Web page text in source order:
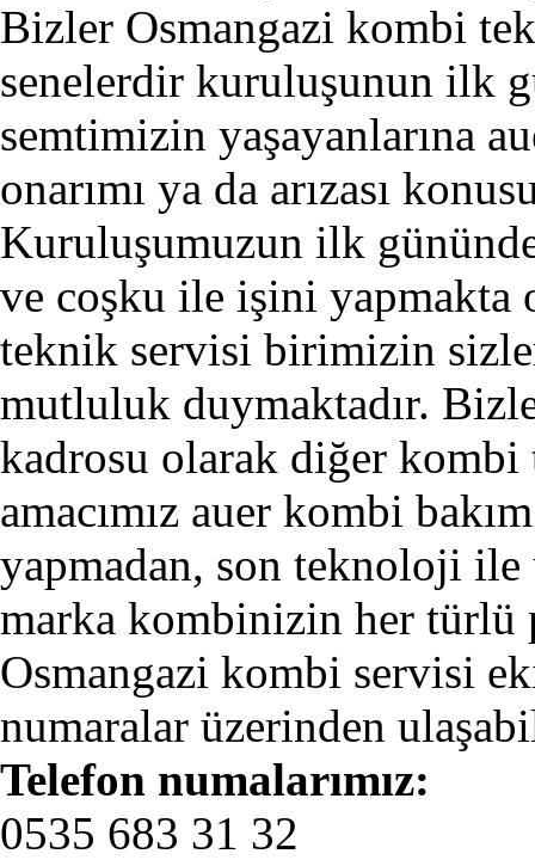
Bizler Osmangazi kombi
senelerdir kuruluşunun ilk
semtimizin yaşayanlarına
onarımı ya da arızası
Kuruluşumuzun ilk
ve coşku ile işini yapmakta
teknik servisi birimizin
mutluluk duymaktadır.
kadrosu olarak diğer
amacımız auer kombi
yapmadan, son teknoloji
marka kombinizin her türlü
Osmangazi kombi servisi
numaralar üzerinden
Telefon numalarımız:
0535 683 31 32